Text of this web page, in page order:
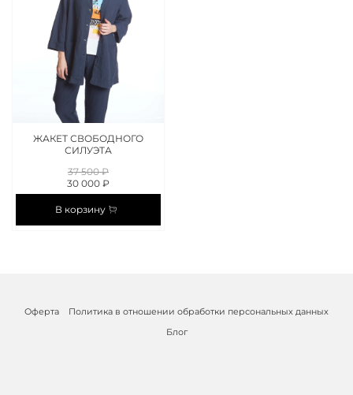
ЖАКЕТ СВОБОДНОГО
СИЛУЭТА
37 500 ₽
30 000 ₽
В корзину
Оферта
Политика в отношении обработки персональных данных
Блог